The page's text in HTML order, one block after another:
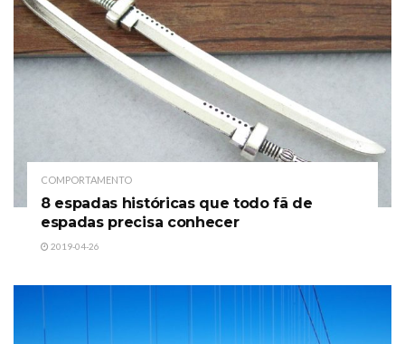
COMPORTAMENTO
8 espadas históricas que todo fã de
espadas precisa conhecer
2019-04-26